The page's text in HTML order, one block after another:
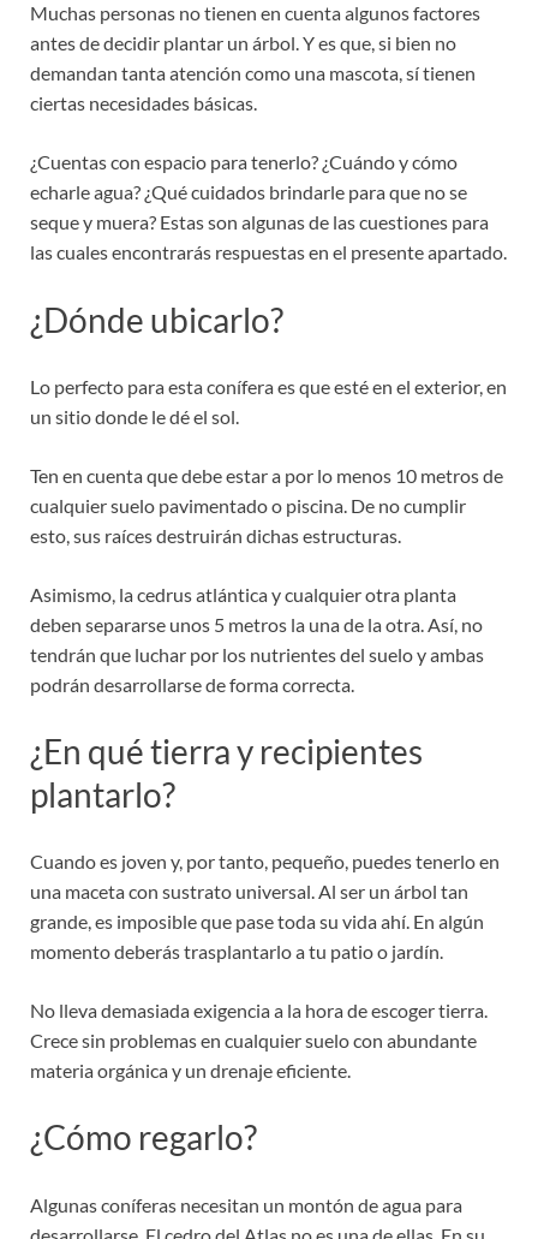
Muchas personas no tienen en cuenta algunos factores
antes de decidir plantar un árbol. Y es que, si bien no
demandan tanta atención como una mascota, sí tienen
ciertas necesidades básicas.
¿Cuentas con espacio para tenerlo? ¿Cuándo y cómo
echarle agua? ¿Qué cuidados brindarle para que no se
seque y muera? Estas son algunas de las cuestiones para
las cuales encontrarás respuestas en el presente apartado.
¿Dónde ubicarlo?
Lo perfecto para esta conífera es que esté en el exterior, en
un sitio donde le dé el sol.
Ten en cuenta que debe estar a por lo menos 10 metros de
cualquier suelo pavimentado o piscina. De no cumplir
esto, sus raíces destruirán dichas estructuras.
Asimismo, la cedrus atlántica y cualquier otra planta
deben separarse unos 5 metros la una de la otra. Así, no
tendrán que luchar por los nutrientes del suelo y ambas
podrán desarrollarse de forma correcta.
¿En qué tierra y recipientes
plantarlo?
Cuando es joven y, por tanto, pequeño, puedes tenerlo en
una maceta con sustrato universal. Al ser un árbol tan
grande, es imposible que pase toda su vida ahí. En algún
momento deberás trasplantarlo a tu patio o jardín.
No lleva demasiada exigencia a la hora de escoger tierra.
Crece sin problemas en cualquier suelo con abundante
materia orgánica y un drenaje eficiente.
¿Cómo regarlo?
Algunas coníferas necesitan un montón de agua para
desarrollarse. El cedro del Atlas no es una de ellas. En su